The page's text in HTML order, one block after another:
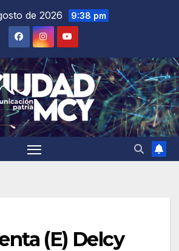
de 2026 9:38 pm
(E) Delcy